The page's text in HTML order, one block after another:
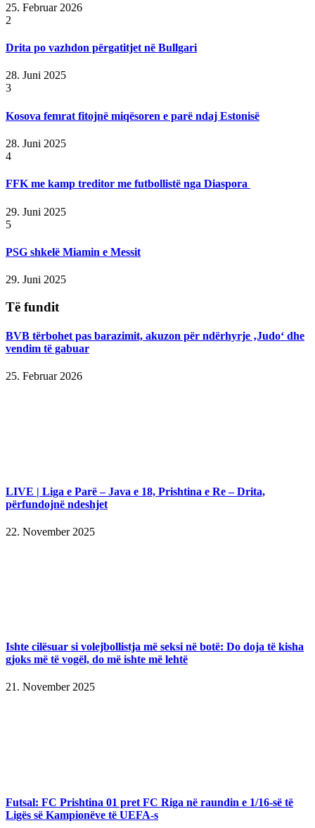
25. Februar 2026
2
Drita po vazhdon përgatitjet në Bullgari
28. Juni 2025
3
Kosova femrat fitojnë miqësoren e parë ndaj Estonisë
28. Juni 2025
4
FFK me kamp treditor me futbollistë nga Diaspora
29. Juni 2025
5
PSG shkelë Miamin e Messit
29. Juni 2025
Të fundit
BVB tërbohet pas barazimit, akuzon për ndërhyrje ‚Judo‘ dhe
vendim të gabuar
25. Februar 2026
LIVE | Liga e Parë – Java e 18, Prishtina e Re – Drita,
përfundojnë ndeshjet
22. November 2025
Ishte cilësuar si volejbollistja më seksi në botë: Do doja të kisha
gjoks më të vogël, do më ishte më lehtë
21. November 2025
Futsal: FC Prishtina 01 pret FC Riga në raundin e 1/16-së të
Ligës së Kampionëve të UEFA-s